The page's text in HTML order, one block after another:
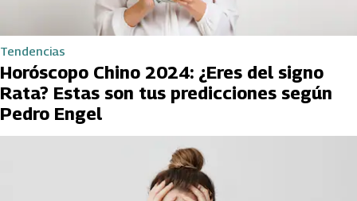
Tendencias
Horóscopo Chino 2024: ¿Eres del signo
Rata? Estas son tus predicciones según
Pedro Engel